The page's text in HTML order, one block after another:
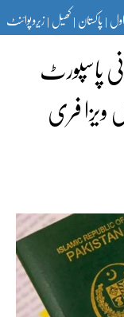
|پاکستان|کھیل|زیرو پوائنٹ
پاسپورٹ
میں ویزا فری